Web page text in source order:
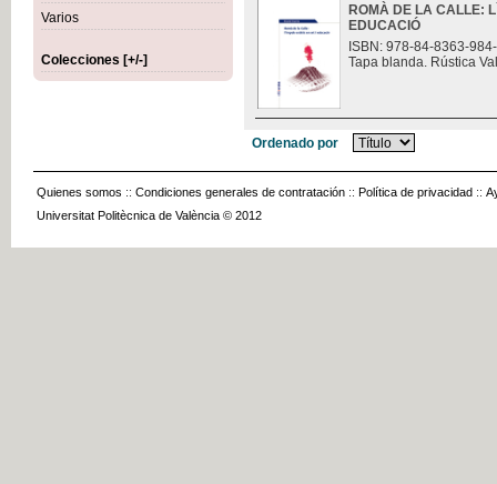
Varios
Colecciones [+/-]
ROMÀ DE LA CALLE:
EDUCACIÓ
ISBN: 978-84-8363-
Tapa blanda. Rústica
Ordenado por
Quienes somos :: Condiciones generales de contratación :: Política de privacidad ::
Universitat Politècnica de València © 2012